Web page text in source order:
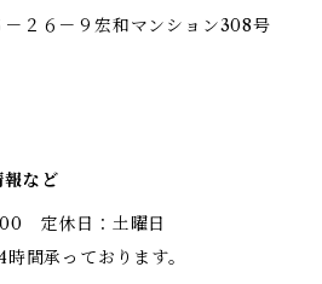
２６－９宏和マンション308号
など
定休日：土曜日
間承っております。